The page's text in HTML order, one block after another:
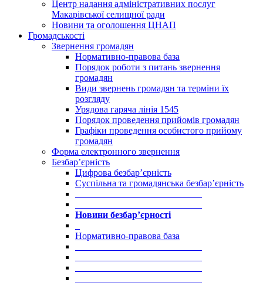
Центр надання адміністративних послуг
Макарівської селищної ради
Новини та оголошення ЦНАП
Громадськості
Звернення громадян
Нормативно-правова база
Порядок роботи з питань звернення
громадян
Види звернень громадян та терміни їх
розгляду
Урядова гаряча лінія 1545
Порядок проведення прийомів громадян
Графіки проведення особистого прийому
громадян
Форма електронного звернення
Безбар’єрність
Цифрова безбар’єрність
Суспільна та громадянська безбар’єрність
Новини безбар’єрності
Нормативно-правова база